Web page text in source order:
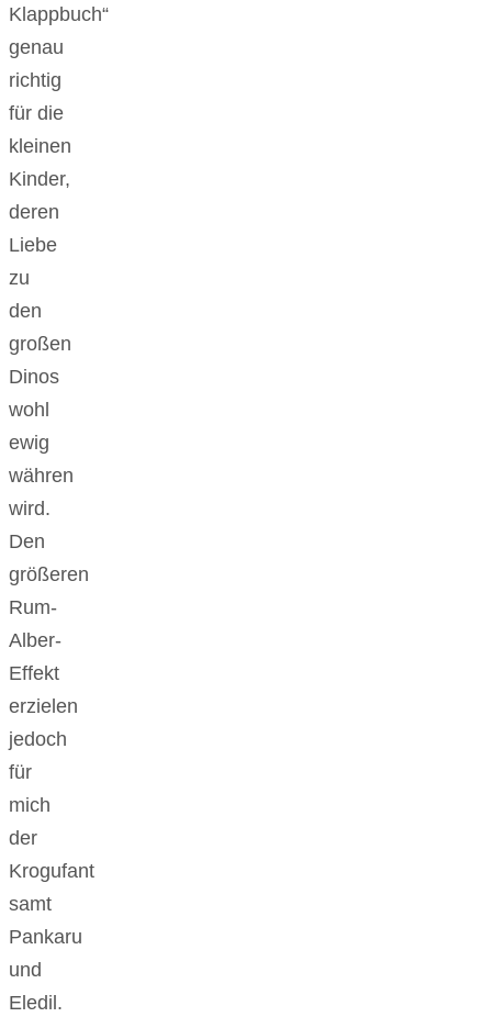
Klappbuch“
genau
richtig
für die
kleinen
Kinder,
deren
Liebe
zu
den
großen
Dinos
wohl
ewig
währen
wird.
Den
größeren
Rum-
Alber-
Effekt
erzielen
jedoch
für
mich
der
Krogufant
samt
Pankaru
und
Eledil.